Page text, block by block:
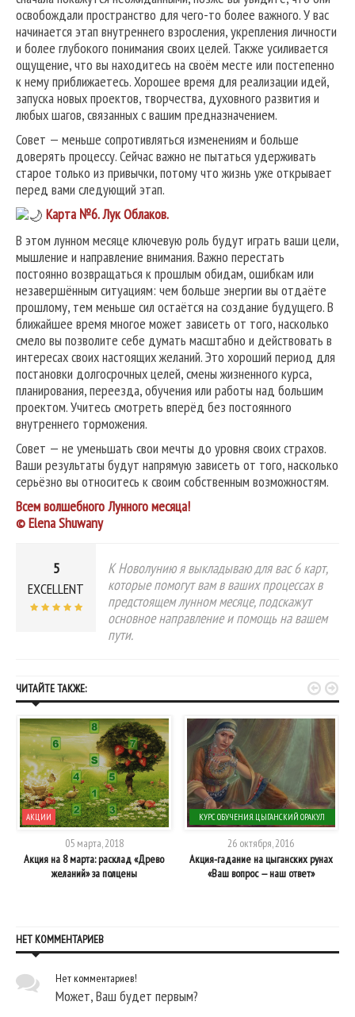
освобождали пространство для чего-то более важного. У вас
начинается этап внутреннего взросления, укрепления личности
и более глубокого понимания своих целей. Также усиливается
ощущение, что вы находитесь на своём месте или постепенно
к нему приближаетесь. Хорошее время для реализации идей,
запуска новых проектов, творчества, духовного развития и
любых шагов, связанных с вашим предназначением.
Совет — меньше сопротивляться изменениям и больше
доверять процессу. Сейчас важно не пытаться удерживать
старое только из привычки, потому что жизнь уже открывает
перед вами следующий этап.
Карта №6.Лук Облаков.
В этом лунном месяце ключевую роль будут играть ваши цели,
мышление и направление внимания. Важно перестать
постоянно возвращаться к прошлым обидам, ошибкам или
незавершённым ситуациям: чем больше энергии вы отдаёте
прошлому, тем меньше сил остаётся на создание будущего. В
ближайшее время многое может зависеть от того, насколько
смело вы позволите себе думать масштабно и действовать в
интересах своих настоящих желаний. Это хороший период для
постановки долгосрочных целей, смены жизненного курса,
планирования, переезда, обучения или работы над большим
проектом. Учитесь смотреть вперёд без постоянного
внутреннего торможения.
Совет — не уменьшать свои мечты до уровня своих страхов.
Ваши результаты будут напрямую зависеть от того, насколько
серьёзно вы относитесь к своим собственным возможностям.
Всем волшебного Лунного месяца!
© Elena Shuwany
5
EXCELLENT
К Новолунию я выкладываю для вас 6 карт,
которые помогут вам в ваших процессах в
предстоящем лунном месяце, подскажут
основное направление и помощь на вашем
пути.
ЧИТАЙТЕ ТАКЖЕ:
АКЦИИ
05 марта, 2018
Акция на 8 марта: расклад «Древо
желаний» за полцены
КУРС ОБУЧЕНИЯ. ЦЫГАНСКИЙ ОРАКУЛ
26 октября, 2016
Акция-гадание на цыганских рунах
«Ваш вопрос — наш ответ»
 
НЕТ КОММЕНТАРИЕВ
Нет комментариев!
Может, Ваш будет первым?